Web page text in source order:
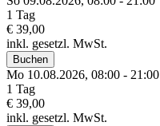
1 Tag
€ 39,00
inkl. gesetzl. MwSt.
Buchen
Mo 10.08.2026, 08:00 - 21:00
1 Tag
€ 39,00
inkl. gesetzl. MwSt.